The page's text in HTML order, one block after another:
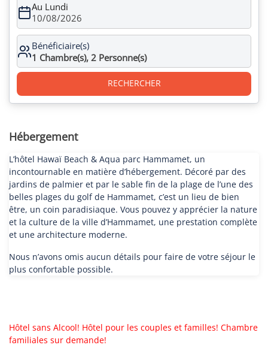
Au Lundi
10/08/2026
Bénéficiaire(s)
1 Chambre(s), 2 Personne(s)
RECHERCHER
Hébergement
L’hôtel Hawaï Beach & Aqua parc Hammamet, un
incontournable en matière d’hébergement. Décoré par des
jardins de palmier et par le sable fin de la plage de l’une des
belles plages du golf de Hammamet, c’est un lieu de bien
être, un coin paradisiaque. Vous pouvez y apprécier la nature
et la culture de la ville d’Hammamet, une prestation complète
et une architecture moderne.
Nous n’avons omis aucun détails pour faire de votre séjour le
plus confortable possible.
Hôtel sans Alcool! Hôtel pour les couples et familles! Chambre
familiales sur demande!